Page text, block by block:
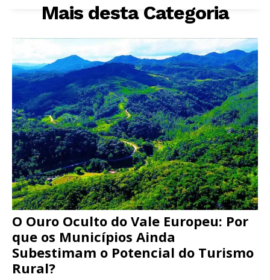
Mais desta Categoria
O Ouro Oculto do Vale Europeu: Por
que os Municípios Ainda
Subestimam o Potencial do Turismo
Rural?